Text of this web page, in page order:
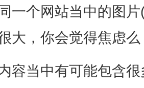
一个网站当中的图
大，你会觉得焦虑
容当中有可能包含